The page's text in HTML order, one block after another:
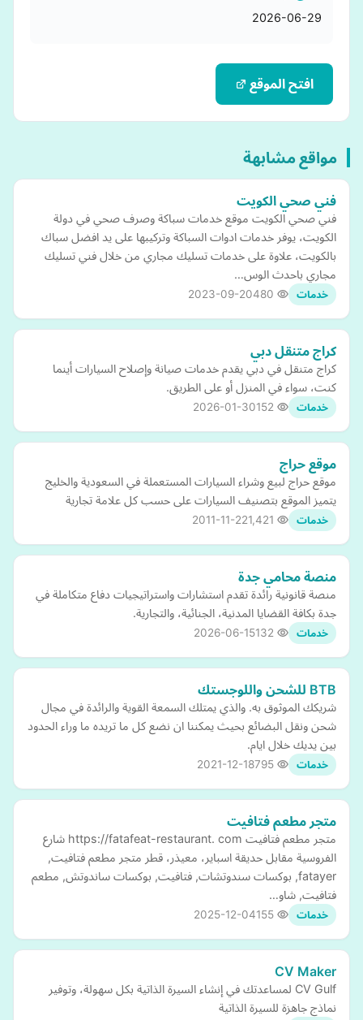
2026-06-29
افتح الموقع
مواقع مشابهة
فني صحي الكويت
فني صحي الكويت موقع خدمات سباكة وصرف صحي في دولة
الكويت، يوفر خدمات ادوات السباكة وتركيبها على يد افضل سباك
بالكويت، علاوة على خدمات تسليك مجاري من خلال فني تسليك
مجاري باحدث الوس…
خدمات 2023-09-20
كراج متنقل دبي
كراج متنقل في دبي يقدم خدمات صيانة وإصلاح السيارات أينما
كنت، سواء في المنزل أو على الطريق.
خدمات 2026-01-30
موقع حراج
موقع حراج لبيع وشراء السيارات المستعملة في السعودية والخليج
يتميز الموقع بتصنيف السيارات على حسب كل علامة تجارية
خدمات 2011-11-22
منصة محامي جدة
منصة قانونية رائدة تقدم استشارات واستراتيجيات دفاع متكاملة في
جدة بكافة القضايا المدنية، الجنائية، والتجارية.
خدمات 2026-06-15
BTB للشحن واللوجستك
شريكك الموثوق به. والذي يمتلك السمعة القوية والرائدة في مجال
شحن ونقل البضائع بحيث يمكننا ان نضع كل ما تريده ما وراء الحدود
بين يديك خلال ايام.
خدمات 2021-12-18
متجر مطعم فتافيت
متجر مطعم فتافيت https://fatafeat-restaurant. com شارع
الفروسية مقابل حديقة اسباير، معيذر، قطر متجر مطعم فتافيت,
fatayer, بوكسات سندوتشات, فتافيت, بوكسات ساندوتش, مطعم
فتافيت, شاو…
خدمات 2025-12-04
CV Maker
CV Gulf لمساعدتك في إنشاء السيرة الذاتية بكل سهولة، وتوفير
نماذج جاهزة للسيرة الذاتية